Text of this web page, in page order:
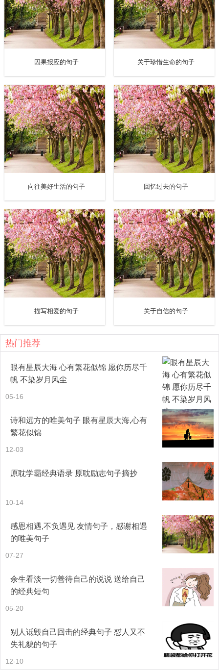
因果报应的句子 关于珍惜生命的句子
向往美好生活的句子 回忆过去的句子
描写相爱的句子 关于自信的句子
热门推荐
眼有星辰大海 心有繁花似锦 愿你历尽千
帆 不染岁月风尘
05-16
诗和远方的唯美句子 眼有星辰大海,心有
繁花似锦
12-03
原耽学霸经典语录 原耽励志句子摘抄
10-14
感恩相遇,不负遇见 友情句子，感谢相遇
的唯美句子
07-27
余生看淡一切善待自己的说说 送给自己
的经典短句
05-20
别人诋毁自己回击的经典句子 怼人又不
失礼貌的句子
12-10